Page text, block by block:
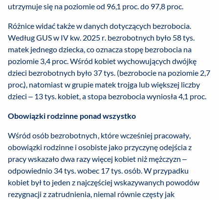
utrzymuje się na poziomie od 96,1 proc. do 97,8 proc.
Różnice widać także w danych dotyczących bezrobocia.
Według GUS w IV kw. 2025 r. bezrobotnych było 58 tys.
matek jednego dziecka, co oznacza stopę bezrobocia na
poziomie 3,4 proc. Wśród kobiet wychowujących dwójkę
dzieci bezrobotnych było 37 tys. (bezrobocie na poziomie 2,7
proc.), natomiast w grupie matek trojga lub większej liczby
dzieci – 13 tys. kobiet, a stopa bezrobocia wyniosła 4,1 proc.
Obowiązki rodzinne ponad wszystko
Wśród osób bezrobotnych, które wcześniej pracowały,
obowiązki rodzinne i osobiste jako przyczynę odejścia z
pracy wskazało dwa razy więcej kobiet niż mężczyzn –
odpowiednio 34 tys. wobec 17 tys. osób. W przypadku
kobiet był to jeden z najczęściej wskazywanych powodów
rezygnacji z zatrudnienia, niemal równie częsty jak